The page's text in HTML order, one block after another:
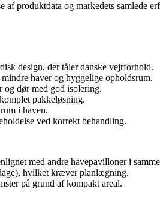
af produktdata og markedets
design, der tåler danske vejrforhold.
haver og hyggelige opholdsrum.
og dør med god isolering.
pakkeløsning.
i haven.
ved korrekt behandling.
med andre havepavilloner i
hvilket kræver planlægning.
på grund af kompakt areal.